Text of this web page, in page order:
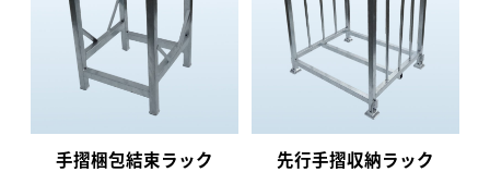
手摺梱包結束ラック
先行手摺収納ラック